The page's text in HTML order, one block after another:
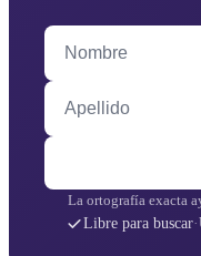
Nombre
Apellido
La ortografía exacta
Libre para buscar·